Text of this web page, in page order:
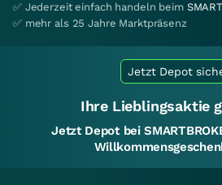
✅ Jederzeit einfach handeln beim
✅ mehr als 25 Jahre Marktpräsenz
Jetzt Depot
Ihre Lieblingsaktie
Jetzt Depot bei